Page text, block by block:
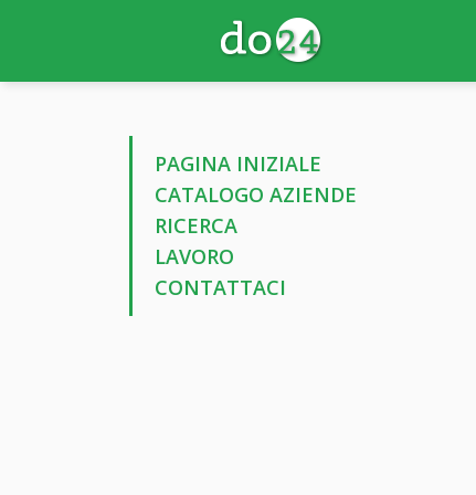
PAGINA INIZIALE
CATALOGO AZIENDE
RICERCA
LAVORO
CONTATTACI